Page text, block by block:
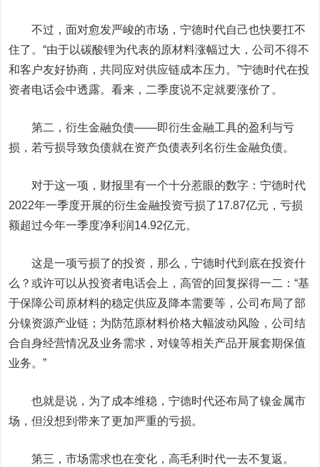
不过，面对愈发严峻的市场，宁德时代自己也快要扛不
住了。“由于以碳酸锂为代表的原材料涨幅过大，公司不得不
和客户友好协商，共同应对供应链成本压力。”宁德时代在投
资者电话会中透露。看来，二季度说不定就要涨价了。
第二，衍生金融负债——即衍生金融工具的盈利与亏
损，若亏损导致负债就在资产负债表列名衍生金融负债。
对于这一项，财报里有一个十分惹眼的数字：宁德时代
2022年一季度开展的衍生金融投资亏损了17.87亿元，亏损
额超过今年一季度净利润14.92亿元。
这是一项亏损了的投资，那么，宁德时代到底在投资什
么？或许可以从投资者电话会上，高管的回复探得一二：“基
于保障公司原材料的稳定供应及降本需要等，公司布局了部
分镍资源产业链；为防范原材料价格大幅波动风险，公司结
合自身经营情况及业务需求，对镍等相关产品开展套期保值
业务。”
也就是说，为了成本维稳，宁德时代还布局了镍金属市
场，但没想到带来了更加严重的亏损。
第三，市场需求也在变化，高毛利时代一去不复返。